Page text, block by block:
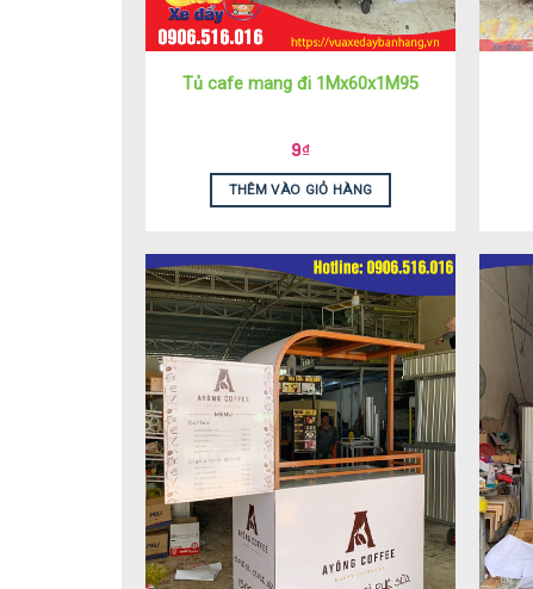
Tủ cafe mang đi 1Mx60x1M95
9₫
THÊM VÀO GIỎ HÀNG